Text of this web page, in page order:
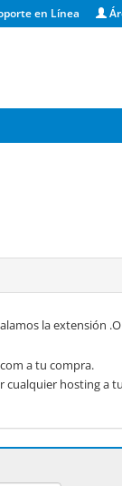
en Línea
la extensión
a tu compra.
cualquier hosting a